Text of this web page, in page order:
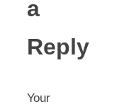
a
Reply
Your